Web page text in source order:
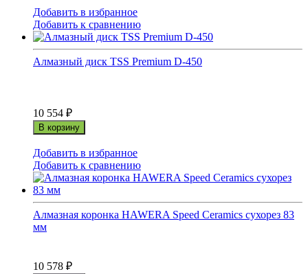
Добавить в избранное
Добавить к сравнению
Алмазный диск TSS Premium D-450
10 554 ₽
В корзину
Добавить в избранное
Добавить к сравнению
Алмазная коронка HAWERA Speed Ceramics сухорез 83
мм
10 578 ₽